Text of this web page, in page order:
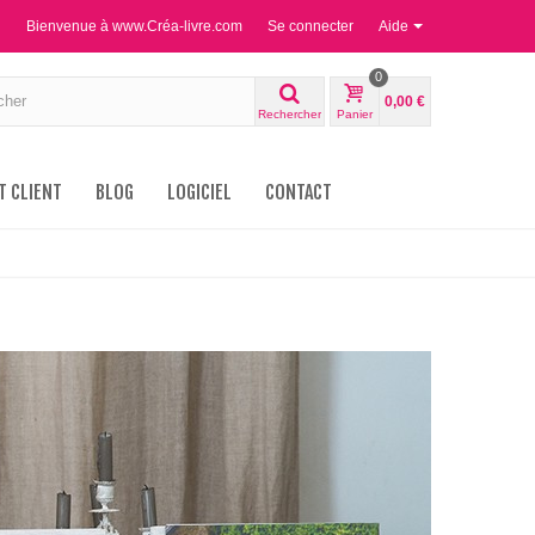
Aide
Bienvenue à www.Créa-livre.com Se connecter
Rechercher Panier
0
0,00 €
CLIENT BLOG LOGICIEL CONTACT